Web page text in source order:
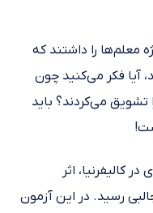
معلم‌ها را داشتند که
آیا فکر می‌‌کنید چون
تشویق می‌کردند؟ باید
در مدرسه‌ای در کالیفرنیا، اثر
رسید. در این آزمون